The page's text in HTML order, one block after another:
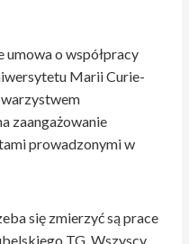
umowa o współpracy
Marii Curie-
zaangażowanie
prowadzonymi w
się zmierzyć są prace
TG. Wszyscy